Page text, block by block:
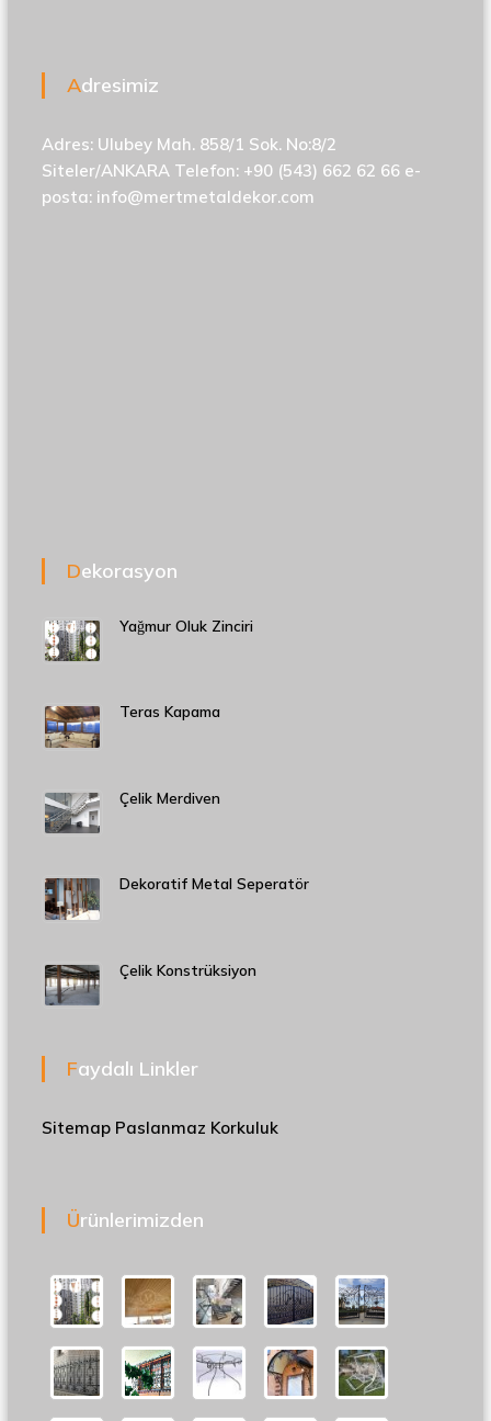
Adresimiz
Adres: Ulubey Mah. 858/1 Sok. No:8/2
Siteler/ANKARA Telefon: +90 (543) 662 62 66 e-
posta: info@mertmetaldekor.com
Dekorasyon
Yağmur Oluk Zinciri
Teras Kapama
Çelik Merdiven
Dekoratif Metal Seperatör
Çelik Konstrüksiyon
Faydalı Linkler
Sitemap Paslanmaz Korkuluk
Ürünlerimizden